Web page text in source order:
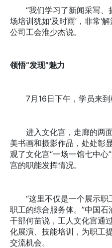
“我们学习了新闻采写、
场培训犹如‘及时雨’，非常‘
公司工会淮少杰说。
领悟“发现”魅力
7月16日下午，学员来到
进入文化宫，走廊的两面
美书画和摄影作品，处处彰
观了文化宫“一场一馆七中
宫的职能发挥情况。
“这里不仅是一个展示职
职工的综合服务体。”中国
干部何苗说，工人文化宫通
化展演、技能培训，为职工
交流机会。